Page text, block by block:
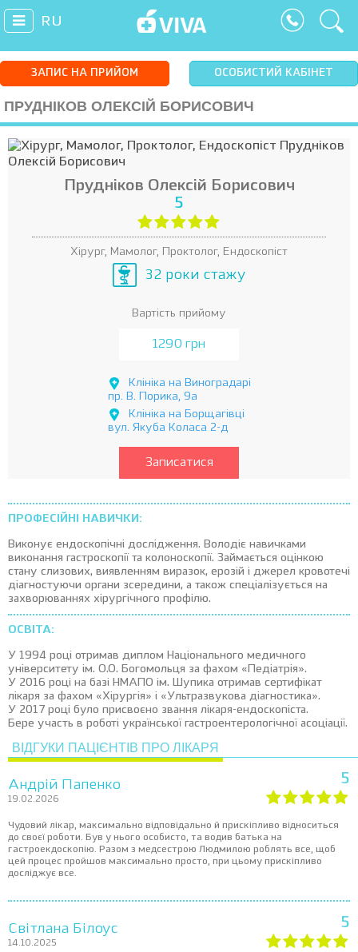
RU
ЗАПИС НА ПРИЙОМ ОСОБИСТИЙ КАБІНЕТ
ПРУДНІКОВ ОЛЕКСІЙ БОРИСОВИЧ
Прудніков Олексій Борисович
5
Хірург, Мамолог, Проктолог, Ендоскопіст
32 роки стажу
Вартість прийому
1290 грн
Клініка на Виноградарі
пр. В. Порика, 9а
Клініка на Борщагівці
вул. Якуба Коласа 2-д
Записатися
ПРОФЕСІЙНІ НАВИЧКИ:
Виконує ендоскопічні дослідження. Володіє навичками
виконання гастроскопії та колоноскопії. Займається оцінкою
стану слизових, виявленням виразок, ерозій і джерел кровотечі
діагностуючи органи зсередини, а також спеціалізується на
захворюваннях хірургічного профілю.
ОСВІТА:
У 1994 році отримав диплом Національного медичного
університету ім. О.О. Богомольця за фахом «Педіатрія».
У 2016 році на базі НМАПО ім. Шупика отримав сертифікат
лікаря за фахом «Хірургія» і «Ультразвукова діагностика».
У 2017 році було присвоєно звання лікаря-ендоскопіста.
Бере участь в роботі української гастроентерологічної асоціації.
ВІДГУКИ ПАЦІЄНТІВ ПРО ЛІКАРЯ
Андрій Папенко
19.02.2026
5
Чудовий лікар, максимально відповідально й прискіпливо відноситься
до своєї роботи. Був у нього особисто, та водив батька на
гастроекдоскопію. Разом з медсестрою Людмилою роблять все, щоб
цей процес пройшов максимально просто, при цьому прискіпливо
досліджує все.
Світлана Білоус
14.10.2025
5